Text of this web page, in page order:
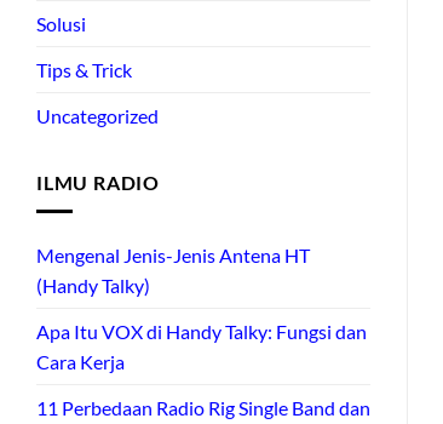
Solusi
Tips & Trick
Uncategorized
ILMU RADIO
Mengenal Jenis-Jenis Antena HT
(Handy Talky)
Apa Itu VOX di Handy Talky: Fungsi dan
Cara Kerja
11 Perbedaan Radio Rig Single Band dan